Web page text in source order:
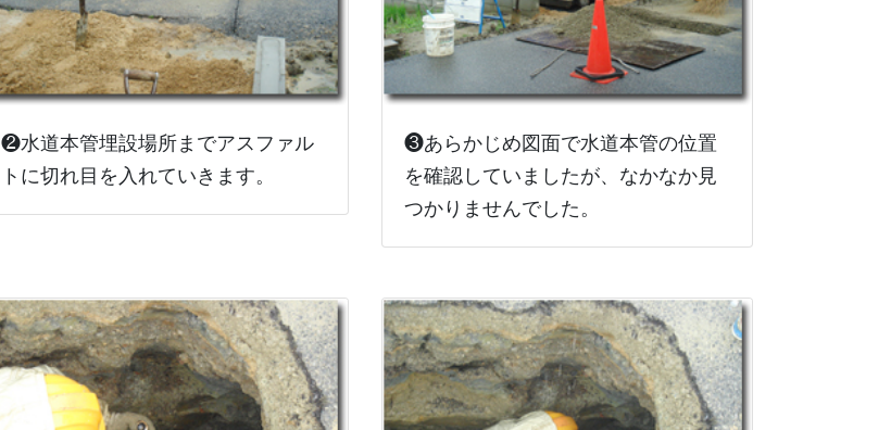
❷水道本管埋設場所までアスファル
トに切れ目を入れていきます。
❸あらかじめ図面で水道本管の位置
を確認していましたが、なかなか見
つかりませんでした。